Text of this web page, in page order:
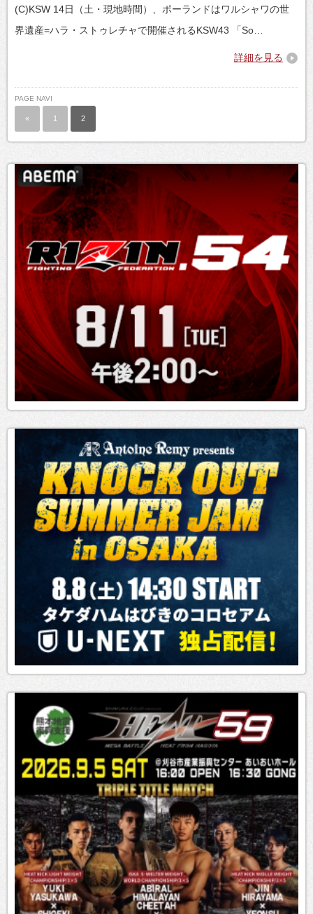
(C)KSW 14日（土・現地時間）、ポーランドはワルシャワの世
界遺産=ハラ・ストゥレチャで開催されるKSW43 「So…
詳細を見る
PAGE NAVI
« 1 2